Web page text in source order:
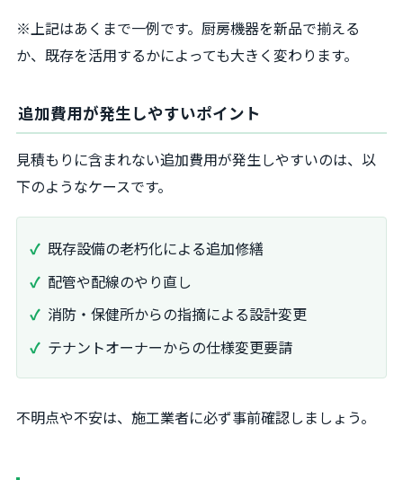
※上記はあくまで一例です。厨房機器を新品で揃える
か、既存を活用するかによっても大きく変わります。
追加費用が発生しやすいポイント
見積もりに含まれない追加費用が発生しやすいのは、以
下のようなケースです。
既存設備の老朽化による追加修繕
配管や配線のやり直し
消防・保健所からの指摘による設計変更
テナントオーナーからの仕様変更要請
不明点や不安は、施工業者に必ず事前確認しましょう。